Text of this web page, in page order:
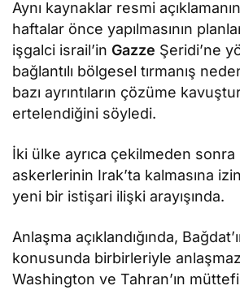
Aynı kaynaklar resmi
haftalar önce yapılmasının
işgalci israil’in Gazze Şeridi’ne
bağlantılı bölgesel tırmanış
bazı ayrıntıların çözüme
ertelendiğini söyledi.
İki ülke ayrıca çekilmeden sonra
askerlerinin Irak’ta kalmasına
yeni bir istişari ilişki arayışında.
Anlaşma açıklandığında,
konusunda birbirleriyle
Washington ve Tahran’ın